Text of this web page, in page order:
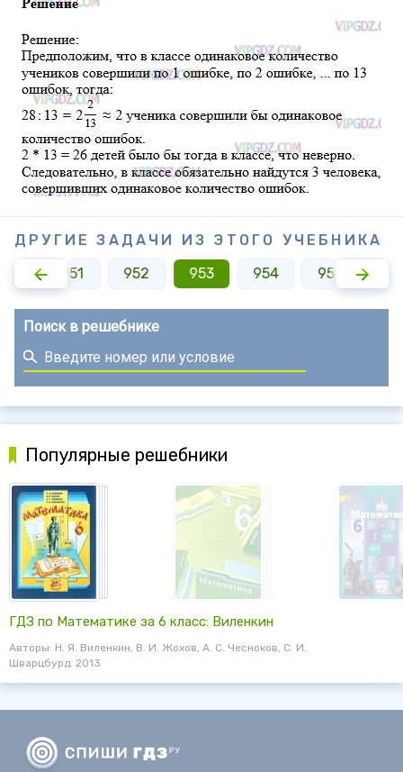
ДРУГИЕ ЗАДАЧИ ИЗ ЭТОГО УЧЕБНИКА
951 952 953 954 955
Поиск в решебнике
Популярные решебники
ГДЗ по Математике за 6 класс: Виленкин
Авторы: Н. Я. Виленкин, В. И. Жохов, А. С. Чесноков, С. И.
Шварцбурд. 2013